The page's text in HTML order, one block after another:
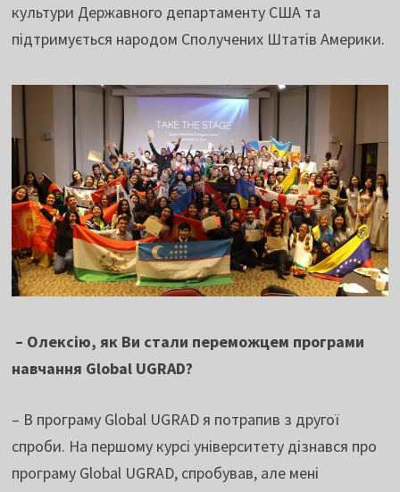
культури Державного департаменту США та
підтримується народом Сполучених Штатів Америки.
– Олексію, як Ви стали переможцем програми
навчання Global UGRAD?
– В програму Global UGRAD я потрапив з другої
спроби. На першому курсі університету дізнався про
програму Global UGRAD, спробував, але мені